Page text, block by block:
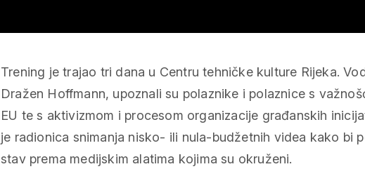
Trening je trajao tri dana u Centru tehničke kulture Rijeka.
Dražen Hoffmann, upoznali su polaznike i polaznice s
EU te s aktivizmom i procesom organizacije građanskih
je radionica snimanja nisko- ili nula-budžetnih videa kako bi
stav prema medijskim alatima kojima su okruženi.